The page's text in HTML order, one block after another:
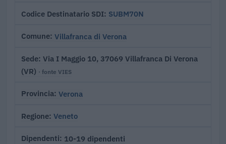
Codice Destinatario SDI SUBM70N
Comune Villafranca di Verona
Sede Via I Maggio 10, 37069 Villafranca Di Verona
(VR) · fonte VIES
Provincia Verona
Regione Veneto
Dipendenti 10-19 dipendenti